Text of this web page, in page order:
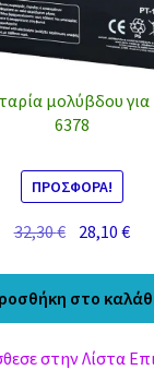
για UPS, 12V 12Ah, F2
6378
ΠΡΟΣΦΟΡΆ!
32,30€ Original
28,10€Η
τιμή
στο
στην Λίστα